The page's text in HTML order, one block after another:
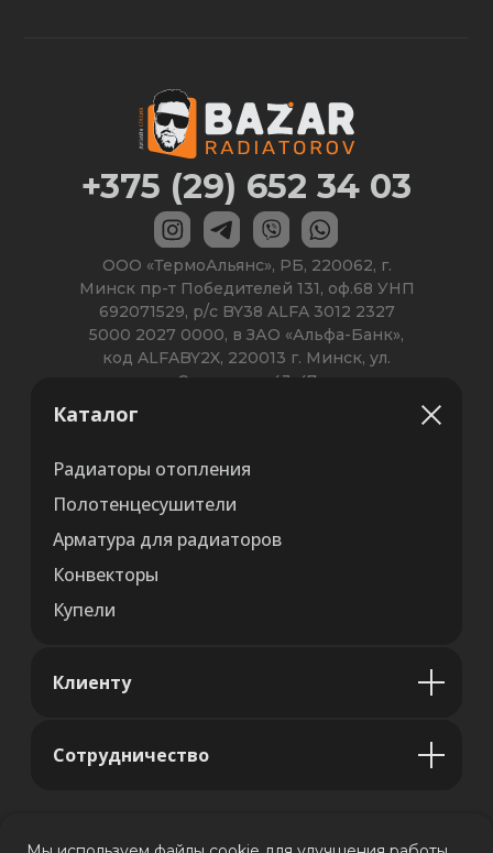
Каталог
Радиаторы отопления
Полотенцесушители
Арматура для радиаторов
Конвекторы
Купели
Клиенту
Сотрудничество